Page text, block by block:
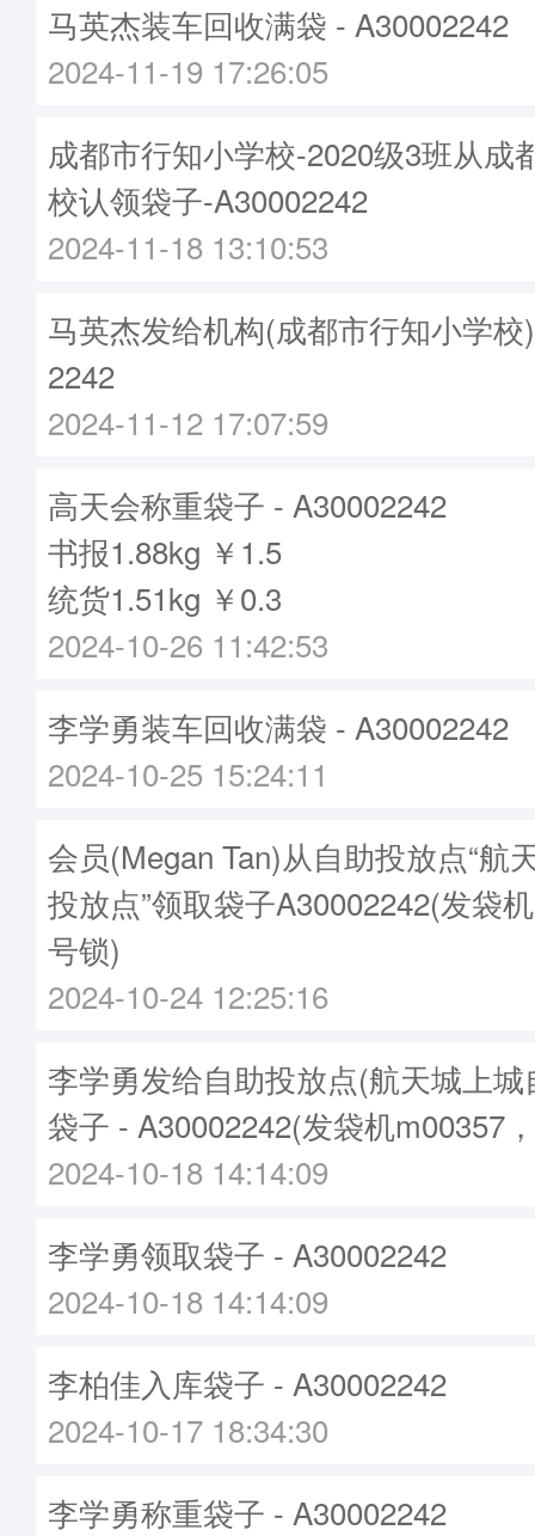
马英杰装车回收满袋 - A30002242
2024-11-19 17:26:05
成都市行知小学校-2020级3班从成
校认领袋子-A30002242
2024-11-18 13:10:53
马英杰发给机构(成都市行知小学
2242
2024-11-12 17:07:59
高天会称重袋子 - A30002242
书报1.88kg ￥1.5
统货1.51kg ￥0.3
2024-10-26 11:42:53
李学勇装车回收满袋 - A30002242
2024-10-25 15:24:11
会员(Megan Tan)从自助投放点“航
投放点”领取袋子A30002242(发袋
号锁)
2024-10-24 12:25:16
李学勇发给自助投放点(航天城上
袋子 - A30002242(发袋机m00357
2024-10-18 14:14:09
李学勇领取袋子 - A30002242
2024-10-18 14:14:09
李柏佳入库袋子 - A30002242
2024-10-17 18:34:30
李学勇称重袋子 - A30002242